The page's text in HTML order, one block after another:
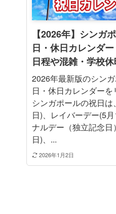
【2026年】シンガ
日・休日カレンダ
日程や混雑・学校
2026年最新版のシン
日・休日カレンダーを
シンガポールの祝日は
日)、レイバーデー(5
ナルデー（独立記念日
日)、...
2026年1月2日